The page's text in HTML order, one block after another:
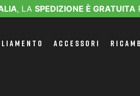
, LA SPEDIZIONE È GRATUITA
ACCESSORI